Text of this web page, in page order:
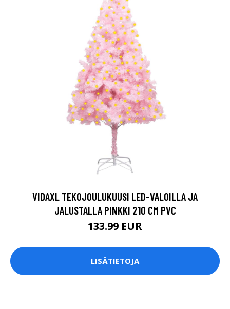
VIDAXL TEKOJOULUKUUSI LED-VALOILLA JA
JALUSTALLA PINKKI 210 CM PVC
133.99 EUR
LISÄTIETOJA